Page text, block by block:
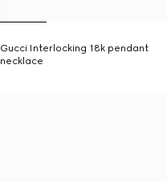
Gucci Interlocking 18k pendant
necklace